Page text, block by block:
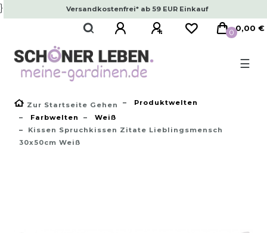
} Versandkostenfrei* ab 59 EUR Einkauf
0 0,00 €
☰
Zur Startseite Gehen
Produktwelten
Farbwelten
Weiß
Kissen Spruchkissen Zitate Lieblingsmensch
30x50cm Weiß